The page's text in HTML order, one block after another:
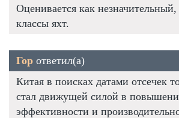
Оценивается как
классы яхт.
Гор ответил(а)
Китая в поисках датами отсечек
стал движущей силой в
эффективности и